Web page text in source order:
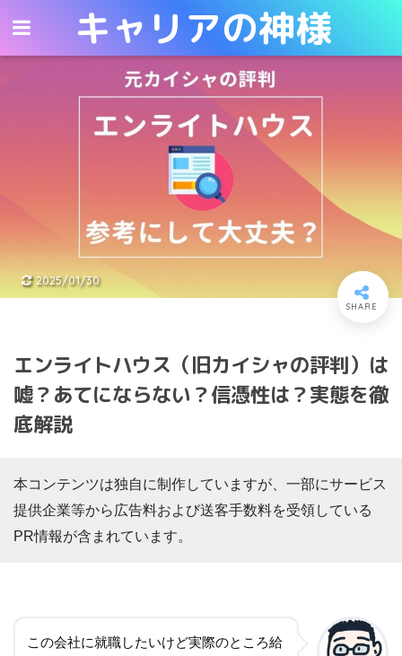
キャリアの神様キャリアの神様
2025/01/30
エンライトハウス（旧カイシャの評判）は
嘘？あてにならない？信憑性は？実態を徹
底解説
本コンテンツは独自に制作していますが、一部にサービス
提供企業等から広告料および送客手数料を受領している
PR情報が含まれています。
この会社に就職したいけど実際のところ給